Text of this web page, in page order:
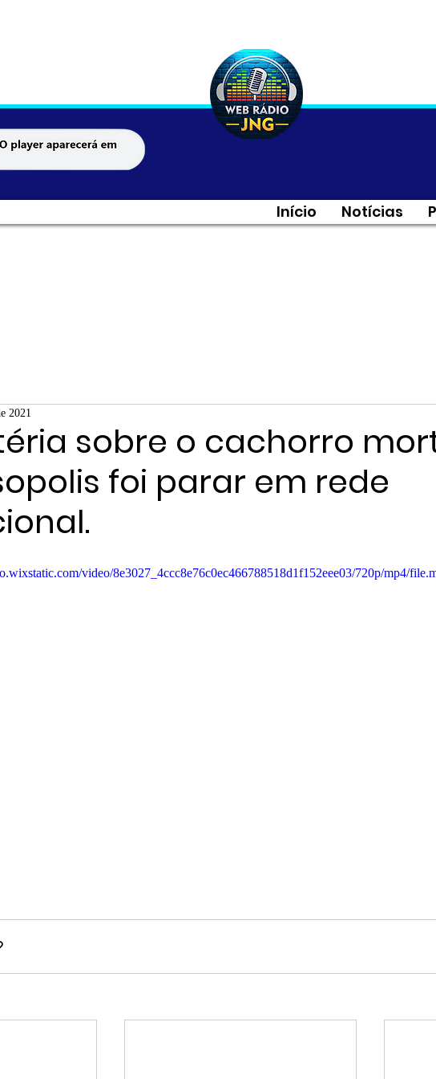
Início Notícias
sobre o cachorro
foi parar em rede
2021
video/8e3027_4ccc8e76c0ec466788518d1f152eee03/720p/mp4/